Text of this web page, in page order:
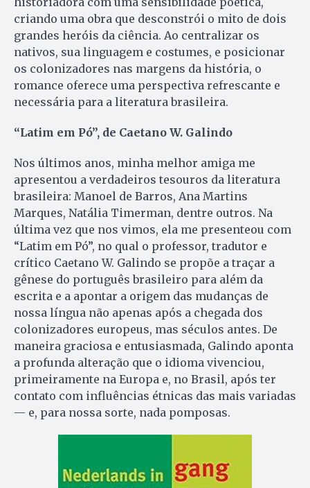
criando uma obra que desconstrói o mito de dois
grandes heróis da ciência. Ao centralizar os
nativos, sua linguagem e costumes, e posicionar
os colonizadores nas margens da história, o
romance oferece uma perspectiva refrescante e
necessária para a literatura brasileira.
“Latim em Pó”, de Caetano W. Galindo
Nos últimos anos, minha melhor amiga me
apresentou a verdadeiros tesouros da literatura
brasileira: Manoel de Barros, Ana Martins
Marques, Natália Timerman, dentre outros. Na
última vez que nos vimos, ela me presenteou com
“Latim em Pó”, no qual o professor, tradutor e
crítico Caetano W. Galindo se propõe a traçar a
gênese do português brasileiro para além da
escrita e a apontar a origem das mudanças de
nossa língua não apenas após a chegada dos
colonizadores europeus, mas séculos antes. De
maneira graciosa e entusiasmada, Galindo aponta
a profunda alteração que o idioma vivenciou,
primeiramente na Europa e, no Brasil, após ter
contato com influências étnicas das mais variadas
— e, para nossa sorte, nada pomposas.